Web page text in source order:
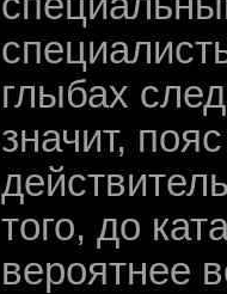
глыбах
значит,
того, до
вероятнее